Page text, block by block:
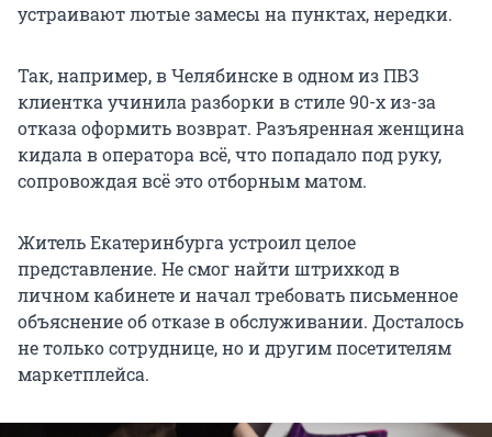
устраивают лютые замесы на пунктах, нередки.
Так, например, в Челябинске в одном из ПВЗ
клиентка учинила разборки в стиле 90-х из-за
отказа оформить возврат. Разъяренная женщина
кидала в оператора всё, что попадало под руку,
сопровождая всё это отборным матом.
Житель Екатеринбурга устроил целое
представление. Не смог найти штрихкод в
личном кабинете и начал требовать письменное
объяснение об отказе в обслуживании. Досталось
не только сотруднице, но и другим посетителям
маркетплейса.